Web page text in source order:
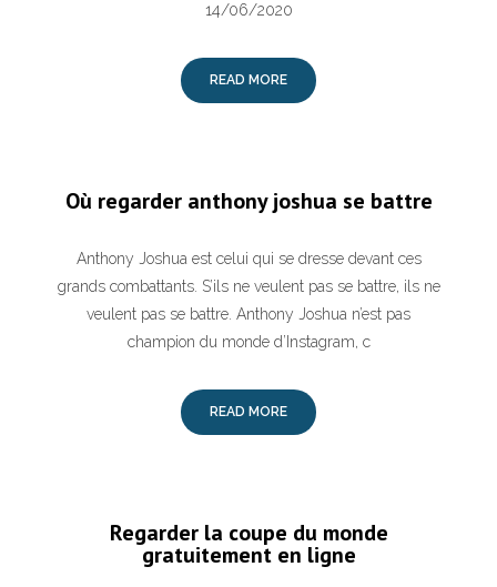
14/06/2020
READ MORE
Où regarder anthony joshua se battre
Anthony Joshua est celui qui se dresse devant ces
grands combattants. S’ils ne veulent pas se battre, ils ne
veulent pas se battre. Anthony Joshua n’est pas
champion du monde d’Instagram, c
READ MORE
Regarder la coupe du monde
gratuitement en ligne